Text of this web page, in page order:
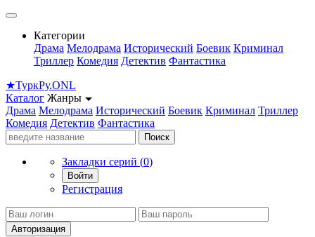
Категории
Драма Мелодрама Исторический Боевик Криминал
Триллер Комедия Детектив Фантастика
★ТуркРу.ONL
Каталог Жанры
Драма Мелодрама Исторический Боевик Криминал Триллер
Комедия Детектив Фантастика
Поиск
Закладки серий (0)
Войти
Регистрация
Авторизация